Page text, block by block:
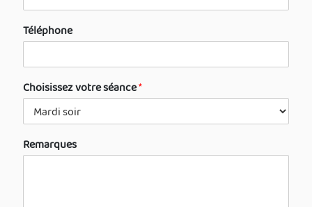
Téléphone
Choisissez votre séance*
Remarques